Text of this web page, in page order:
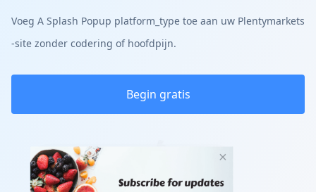
Voeg A Splash Popup platform_type toe aan uw Plentymarkets
-site zonder codering of hoofdpijn.
Begin gratis